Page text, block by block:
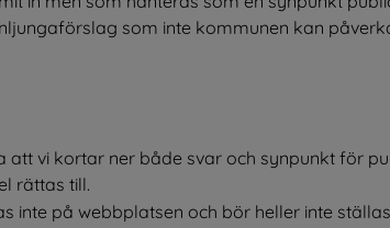
som inte kommunen kan
att vi kortar ner både svar och synpunkt för
rättas till.
inte på webbplatsen och bör heller inte